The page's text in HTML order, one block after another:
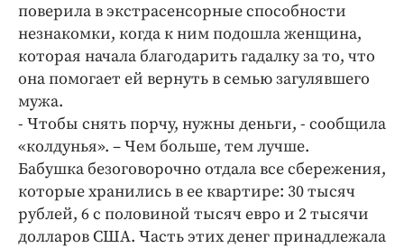
ПРОЕКТЫ
Блоги
Издания
Медиаперсона
Интересное чтиво
Клиника года
Бренд года
Работодатель года
поверила в экстрасенсорные способности
незнакомки, когда к ним подошла женщина,
которая начала благодарить гадалку за то, что
она помогает ей вернуть в семью загулявшего
мужа.
- Чтобы снять порчу, нужны деньги, - сообщила
«колдунья». – Чем больше, тем лучше.
Бабушка безоговорочно отдала все сбережения,
которые хранились в ее квартире: 30 тысяч
рублей, 6 с половиной тысяч евро и 2 тысячи
долларов США. Часть этих денег принадлежала